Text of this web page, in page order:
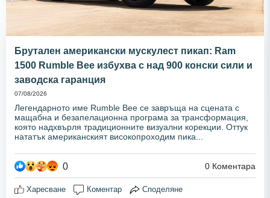
Брутален американски мускулест пикап: Ram
1500 Rumble Bee избухва с над 900 конски сили и
заводска гаранция
07/08/2026
Легендарното име Rumble Bee се завръща на сцената с
мащабна и безапелационна програма за трансформация,
която надхвърля традиционните визуални корекции. Оттук
нататък американският високопроходим пика...
0 0 Коментара
Харесване Коментар Споделяне